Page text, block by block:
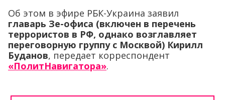
Об этом в эфире РБК-Украина заявил
главарь Зе-офиса (включен в перечень
террористов в РФ, однако возглавляет
переговорную группу с Москвой) Кирилл
Буданов, передает корреспондент
«ПолитНавигатора».